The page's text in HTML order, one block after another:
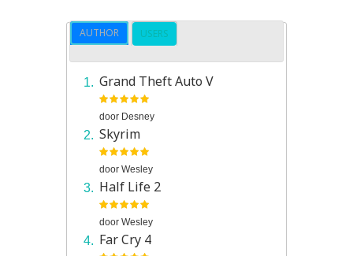
AUTHOR USERS
Grand Theft Auto V
door Desney
Skyrim
door Wesley
Half Life 2
door Wesley
Far Cry 4